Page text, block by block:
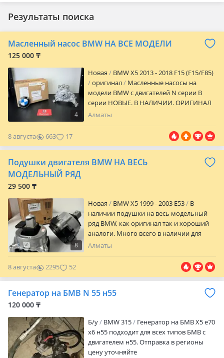
Результаты поиска
Масленный насос BMW НА ВСЕ МОДЕЛИ
125 000 ₸
4
Новая
BMW X5 2013 - 2018 F15 (F15/F85)
оригинал
Масленные насосы на
модели BMW с двигателей N серии B
cерии HOВЫЕ. В HАЛИЧИИ. ОPИГИHАЛ
BМW 100% ГАРАНТИЯ
Алматы
8 августа 663 17
Подушки двигателя BMW НА ВЕСЬ
МОДЕЛЬНЫЙ РЯД
29 500 ₸
8
Новая BMW X5 1999 - 2003 E53
В
наличии подушки на весь модельный
ряд BMW, как оригинал так и хороший
аналоги. Много всего в наличии для
вашего авто, даже если чего нету под
00 до 21: 00 Или пишите в любое время
Алматы
8 августа 2295 52
Генератор на БМВ N 55 н55
120 000 ₸
Б/y BMW 315
Генератор на БМВ Х5 е70
х6 н55 подходит для всех типов БМВ с
двигателем н55. Отправка в регионы
цену уточняйте